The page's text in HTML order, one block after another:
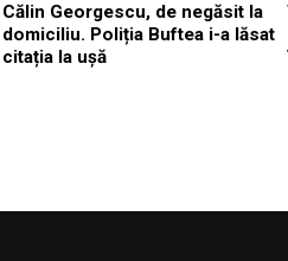
Călin Georgescu, de negăsit la
domiciliu. Poliția Buftea i-a lăsat
citația la ușă